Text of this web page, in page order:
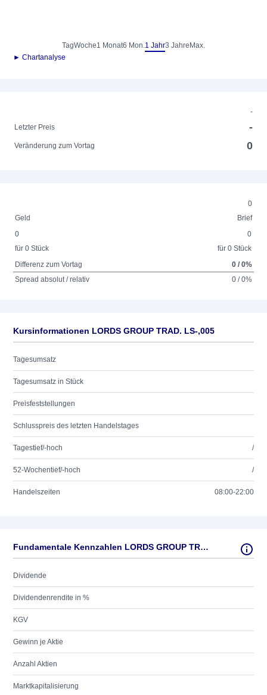
TagWoche1 Monat6 Mon.1 Jahr3 Jahre Max.
► Chartanalyse
-
Letzter Preis
-
Veränderung zum Vortag 0
0
Geld
Brief
0
für 0 Stück
0
für 0 Stück
Differenz zum Vortag
0 / 0%
Spread absolut / relativ
0 / 0%
Kursinformationen LORDS GROUP TRAD. LS-,005
Tagesumsatz
Tagesumsatz in Stück
Preisfeststellungen
Schlusspreis des letzten Handelstages
Tagestief/-hoch /
52-Wochentief/-hoch /
Handelszeiten 08:00-22:00
Fundamentale Kennzahlen LORDS GROUP TRAD. LS-,005
Dividende
Dividendenrendite in %
KGV
Gewinn je Aktie
Anzahl Aktien
Marktkapitalisierung